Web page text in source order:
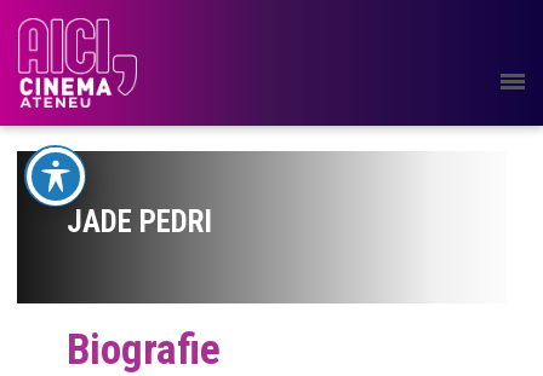
JADE PEDRI
Biografie